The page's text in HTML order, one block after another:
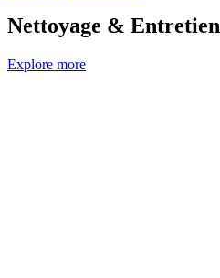
Nettoyage & Entretien
Explore more